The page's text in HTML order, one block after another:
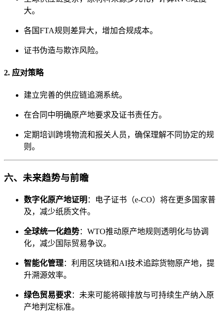
大。
各国FTA规则差异大，增加合规成本。
证书伪造与欺诈风险。
2. 应对策略
建立完善的供应链追溯系统。
在合同中明确原产地要求及证书责任方。
定期培训跨境物流和报关人员，确保理解不同协定的规
则。
六、未来趋势与前瞻
数字化原产地证明 ：电子证书（e-CO）将在更多国家普
及，减少纸质文件。
全球统一化趋势：WTO推动原产地规则透明化与协调
化，减少国际贸易争议。
智能化管理：利用区块链和AI技术追踪货物原产地，提
升溯源效率。
绿色贸易要求：未来可能将碳排放与可持续生产纳入原
产地判定标准。